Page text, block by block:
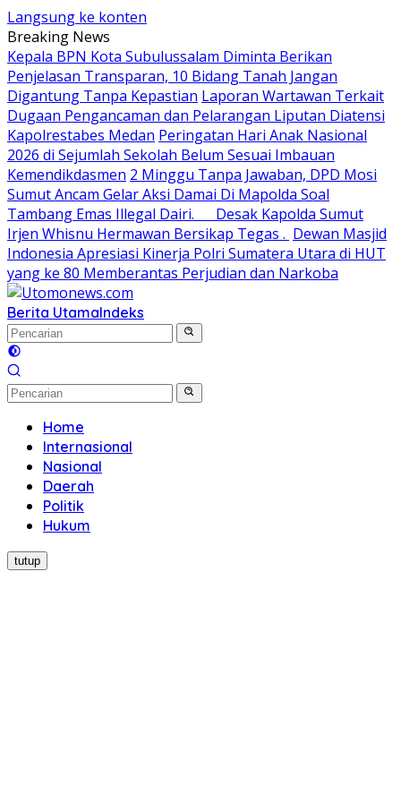
Langsung ke konten
Breaking News
Kepala BPN Kota Subulussalam Diminta Berikan
Penjelasan Transparan, 10 Bidang Tanah Jangan
Digantung Tanpa Kepastian Laporan Wartawan Terkait
Dugaan Pengancaman dan Pelarangan Liputan Diatensi
Kapolrestabes Medan Peringatan Hari Anak Nasional
2026 di Sejumlah Sekolah Belum Sesuai Imbauan
Kemendikdasmen 2 Minggu Tanpa Jawaban, DPD Mosi
Sumut Ancam Gelar Aksi Damai Di Mapolda Soal
Tambang Emas Illegal Dairi. Desak Kapolda Sumut
Irjen Whisnu Hermawan Bersikap Tegas . Dewan Masjid
Indonesia Apresiasi Kinerja Polri Sumatera Utara di HUT
yang ke 80 Memberantas Perjudian dan Narkoba
Berita UtamaIndeks
Home
Internasional
Nasional
Daerah
Politik
Hukum
tutup